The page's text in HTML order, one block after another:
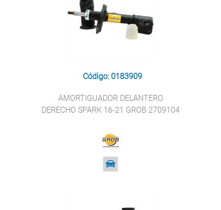
Código: 0183909
AMORTIGUADOR DELANTERO
DERECHO SPARK 16-21 GROB 2709104